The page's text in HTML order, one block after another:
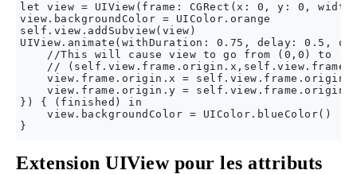
let view = UIView(frame: CGRect(x: 0, y: 0,
view.backgroundColor = UIColor.orange
self.view.addSubview(view)
UIView.animate(withDuration: 0.75, delay: 0.5,
    //This will cause view to go from (0,0) to
//
view.frame.origin.x =
view.frame.origin.y =
}) { (finished) in
    view.backgroundColor = UIColor.blueColor()
Extension UIView pour les attributs